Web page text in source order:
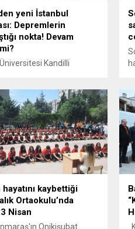
yeni İstanbul
Depremlerin
nokta! Devam
Kandilli
ardından
raporda, 445 artçı
kaydedildiğini belirtti.
kaybettiği
Ortaokulu’nda
Nisan
Onikişubat